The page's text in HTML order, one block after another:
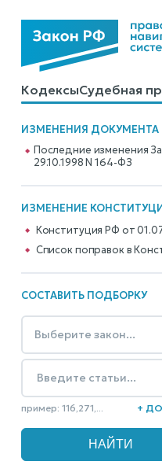
КодексыСудебная
Калькуляторы
ИЗМЕНЕНИЯ ДОКУМЕНТА
Последние изменения
29.10.1998 N 164-ФЗ
ИЗМЕНЕНИЕ
Конституция РФ от
Cписок поправок в
СОСТАВИТЬ ПОДБОРКУ
пример: 116,271,... +